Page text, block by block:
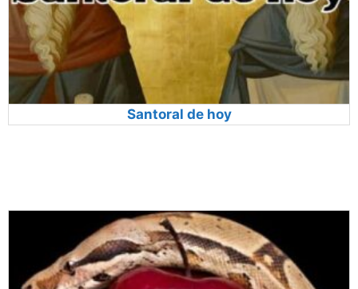
Santoral de hoy